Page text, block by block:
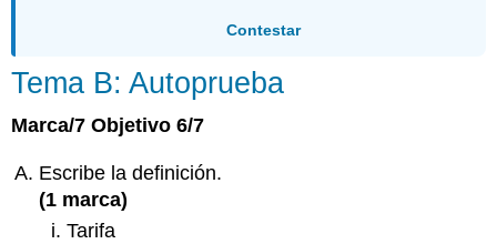
Contestar
Tema B: Autoprueba
Marca/7 Objetivo 6/7
Escribe la definición.
(1 marca)
Tarifa